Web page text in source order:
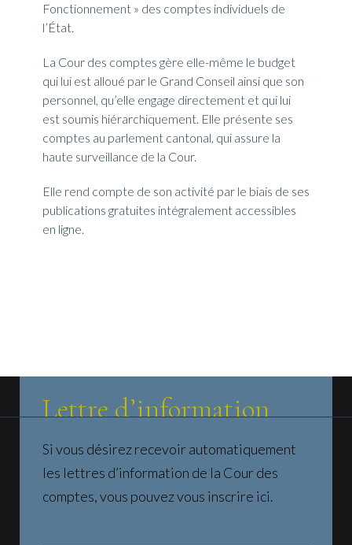
Fonctionnement » des comptes individuels de
l’État.
La Cour des comptes gère elle-même le budget
qui lui est alloué par le Grand Conseil ainsi que son
personnel, qu’elle engage directement et qui lui
est soumis hiérarchiquement. Elle présente ses
comptes au parlement cantonal, qui assure la
haute surveillance de la Cour.
Elle rend compte de son activité par le biais de ses
publications gratuites intégralement accessibles
en ligne.
Lettre d’information
Si vous désirez recevoir automatiquement
les lettres d’information de la Cour des
comptes, vous pouvez vous inscrire ici.